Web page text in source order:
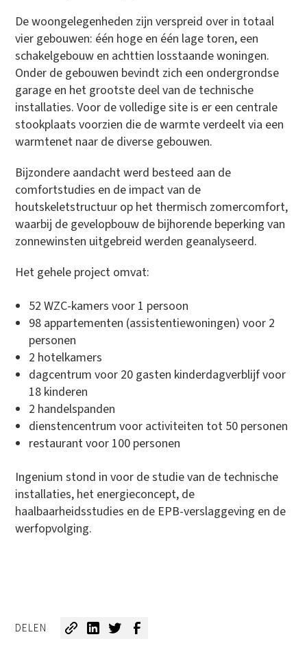
De woongelegenheden zijn verspreid over in totaal
vier gebouwen: één hoge en één lage toren, een
schakelgebouw en achttien losstaande woningen.
Onder de gebouwen bevindt zich een ondergrondse
garage en het grootste deel van de technische
installaties. Voor de volledige site is er een centrale
stookplaats voorzien die de warmte verdeelt via een
warmtenet naar de diverse gebouwen.
Bijzondere aandacht werd besteed aan de
comfortstudies en de impact van de
houtskeletstructuur op het thermisch zomercomfort,
waarbij de gevelopbouw de bijhorende beperking van
zonnewinsten uitgebreid werden geanalyseerd.
Het gehele project omvat:
52 WZC-kamers voor 1 persoon
98 appartementen (assistentiewoningen) voor 2
personen
2 hotelkamers
dagcentrum voor 20 gasten kinderdagverblijf voor
18 kinderen
2 handelspanden
dienstencentrum voor activiteiten tot 50 personen
restaurant voor 100 personen
Ingenium stond in voor de studie van de technische
installaties, het energieconcept, de
haalbaarheidsstudies en de EPB-verslaggeving en de
werfopvolging.
DELEN